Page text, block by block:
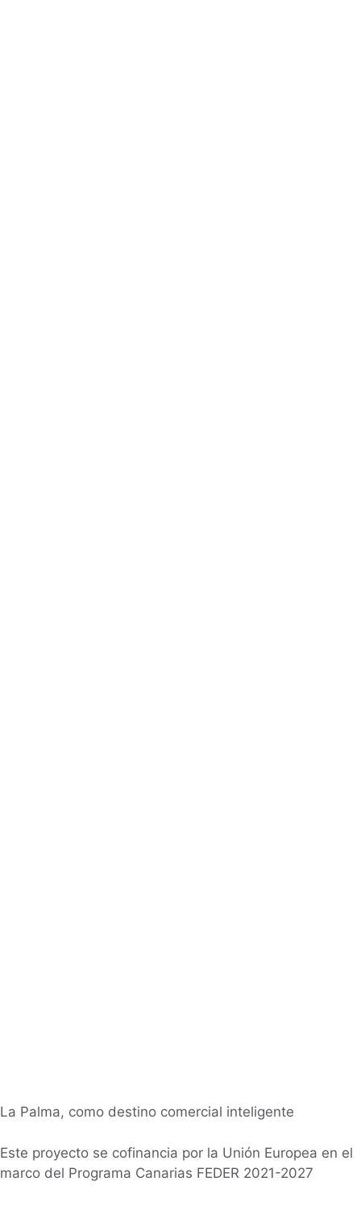
La Palma, como destino comercial inteligente
Este proyecto se cofinancia por la Unión Europea en el
marco del Programa Canarias FEDER 2021-2027